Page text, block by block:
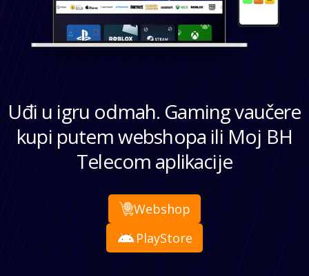
Uđi u igru odmah. Gaming vaučere
kupi putem webshopa ili Moj BH
Telecom aplikacije
Webshop
PlayStore